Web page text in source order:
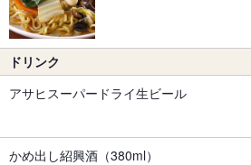
ドリンク
アサヒスーパードライ生ビール
かめ出し紹興酒（380ml）